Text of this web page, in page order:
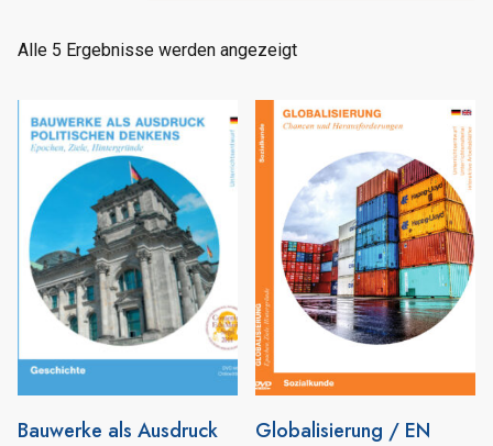
Alle 5 Ergebnisse werden angezeigt
Bauwerke als Ausdruck
Globalisierung / EN